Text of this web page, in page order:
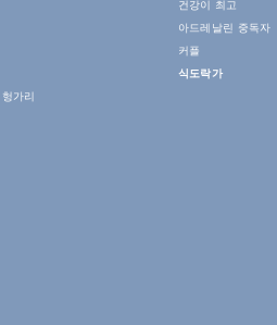
가리
건강이 최고
아드레날린 중독자
커플
식도락가